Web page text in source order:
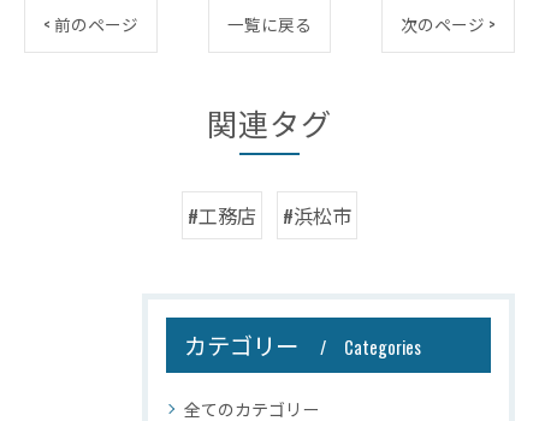
< 前のページ 一覧に戻る 次のページ >
関連タグ
#工務店 #浜松市
カテゴリー Categories
全てのカテゴリー